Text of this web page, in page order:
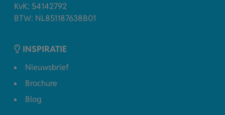
KvK: 54142792
BTW: NL851187638B01
INSPIRATIE
Nieuwsbrief
Brochure
Blog